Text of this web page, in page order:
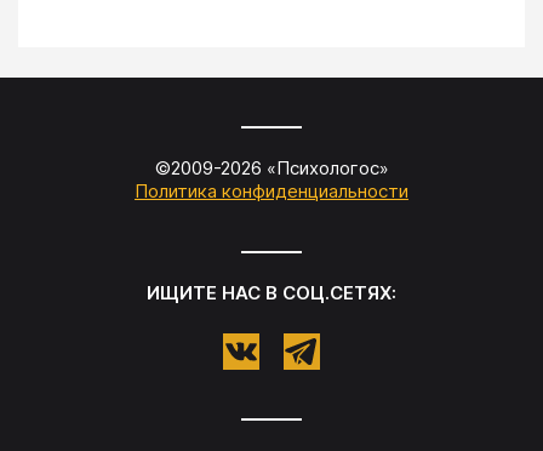
©2009-2026 «Психологос»
Политика конфиденциальности
ИЩИТЕ НАС В СОЦ.СЕТЯХ: